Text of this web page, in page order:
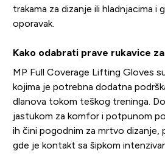
trakama za dizanje ili hladnjacima i
oporavak.
Kako odabrati prave rukavice
MP Full Coverage Lifting Gloves
kojima je potrebna dodatna
dlanova tokom teškog treninga.
jastukom za komfor i potpunom
ih čini pogodnim za mrtvo dizanje,
gde je kontakt sa šipkom